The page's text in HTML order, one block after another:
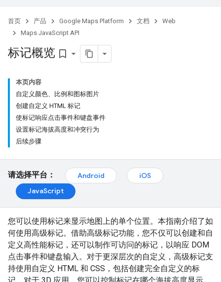
首页 产品 Google Maps Platform 文档
Web
Maps JavaScript API
标记概览 bookmark_border
本页内容
自定义颜色、比例和图标图片
创建自定义 HTML 标记
使标记响应点击事件和键盘事件
设置标记海拔高度和冲突行为
后续步骤
请选择平台： Android
iOS
JavaScript
您可以使用标记来显示地图上的单个位置。本指南介绍了如
何使用高级标记。借助高级标记功能，您不仅可以创建和自
定义高性能标记，还可以制作可访问的标记，以响应 DOM
点击事件和键盘输入。对于更深层次的自定义，高级标记支
持使用自定义 HTML 和 CSS，包括创建完全自定义的标